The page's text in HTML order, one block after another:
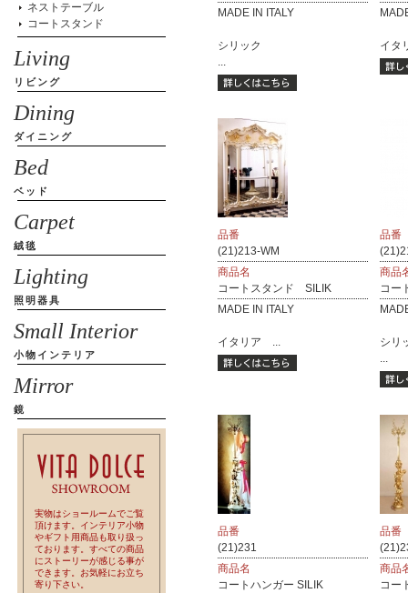
MADE IN ITALY
シリック
...
イタ
品番
(21)213-WM
商品名
コートスタンド SILIK
MADE IN ITALY
イタリア ...
品番
商品
コー
シリ
...
品番
(21)231
商品名
コートハンガー SILIK
品番
商品
コー
ネストテーブル
コートスタンド
Living
リビング
Dining
ダイニング
Bed
ベッド
Carpet
絨毯
Lighting
照明器具
Small Interior
小物インテリア
Mirror
鏡
実物はショールームでご覧
頂けます。インテリア小物
やギフト用商品も取り扱っ
ております。すべての商品
にストーリーが感じる事が
できます。お気軽にお立ち
寄り下さい。